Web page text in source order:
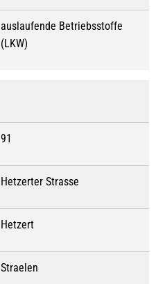
auslaufende Betriebsstoffe
(LKW)
91
Hetzerter Strasse
Hetzert
Straelen